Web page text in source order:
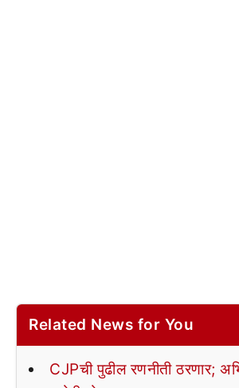
Related News for You
CJPची पुढील रणनीती ठरणार;